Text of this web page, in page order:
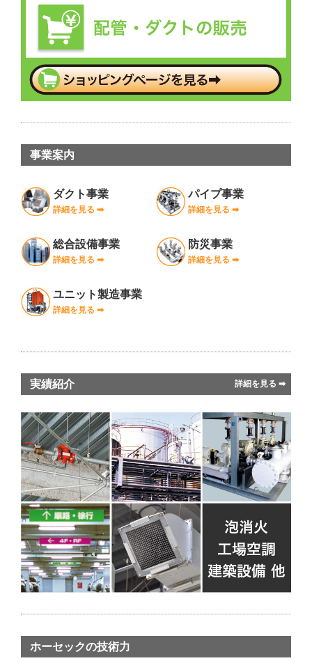
事業案内
ダクト事業
詳細を見る ➡︎
パイプ事業
詳細を見る ➡︎
総合設備事業
詳細を見る ➡︎
防災事業
詳細を見る ➡︎
ユニット製造事業
詳細を見る ➡︎
実績紹介 詳細を見る ➡︎
ホーセックの技術力